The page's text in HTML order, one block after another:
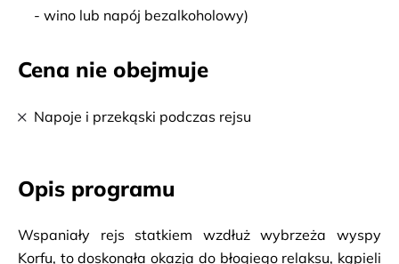
- wino lub napój bezalkoholowy)
Cena nie obejmuje
Napoje i przekąski podczas rejsu
Opis programu
Wspaniały rejs statkiem wzdłuż wybrzeża wyspy
Korfu, to doskonała okazja do błogiego relaksu, kąpieli